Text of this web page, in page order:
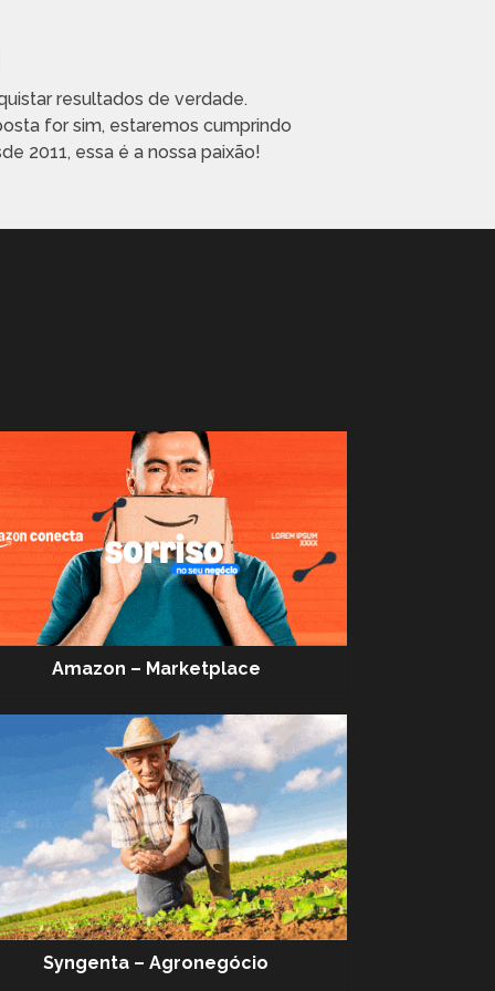
resultados de verdade.
for sim, estaremos cumprindo
2011, essa é a nossa paixão!
Amazon – Marketplace
Syngenta – Agronegócio